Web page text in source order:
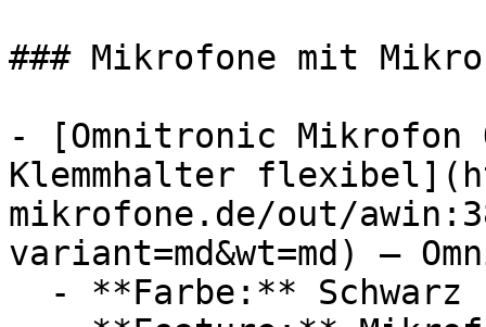
### Mikrofone mit
- [Omnitronic Mikrofon
Klemmhalter
mikrofone.de/out/
variant=md&wt=md) —